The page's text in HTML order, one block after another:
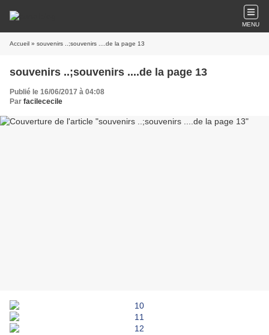
MENU
Accueil » souvenirs ..;souvenirs ....de la page 13
souvenirs ..;souvenirs ....de la page 13
Publié le 16/06/2017 à 04:08
Par facilececile